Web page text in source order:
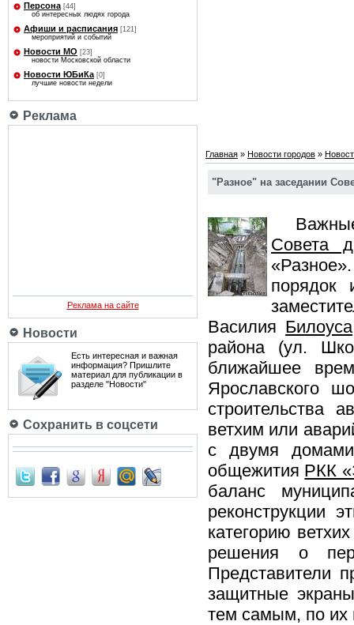
Персона [44]
об интересных людях города
Афиши и расписания [121]
мероприятий и событий
Новости МО [23]
новости Московской области
Новости ЮБиКа [0]
лучшие новости недели
Реклама
Реклама на сайте
Новости
Есть интересная и важная
информация? Пришлите
материал для публикации в
разделе "Новости"
Сохранить в соцсети
Главная » Новости городов »
"Разное" на заседании
Важные
Совета
порядок
Василия Билоуса
района (ул.
ближайшее
Ярославского
строительства
ветхим или
с двумя
общежития РКК
баланс
реконструкции
категорию
решения о
Представители
защитные
тем самым, по их